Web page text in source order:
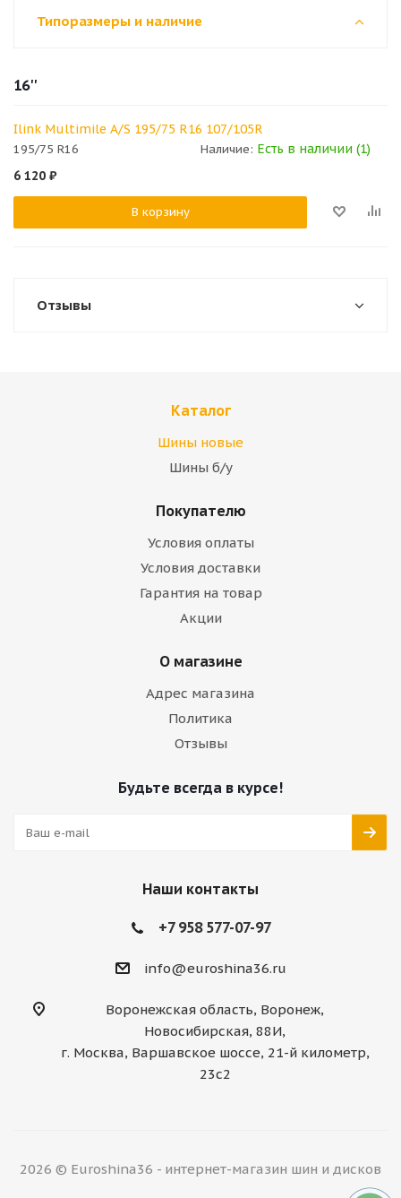
Типоразмеры и наличие
16''
Ilink Multimile A/S 195/75 R16 107/105R
195/75 R16 Наличие: Есть в наличии (1)
6 120 ₽
В корзину
Отзывы
Каталог
Шины новые
Шины б/у
Покупателю
Условия оплаты
Условия доставки
Гарантия на товар
Акции
О магазине
Адрес магазина
Политика
Отзывы
Будьте всегда в курсе!
Наши контакты
+7 958 577-07-97
info@euroshina36.ru
Воронежская область, Воронеж,
Новосибирская, 88И,
г. Москва, Варшавское шоссе, 21-й километр,
23с2
2026 © Euroshina36 - интернет-магазин шин и дисков